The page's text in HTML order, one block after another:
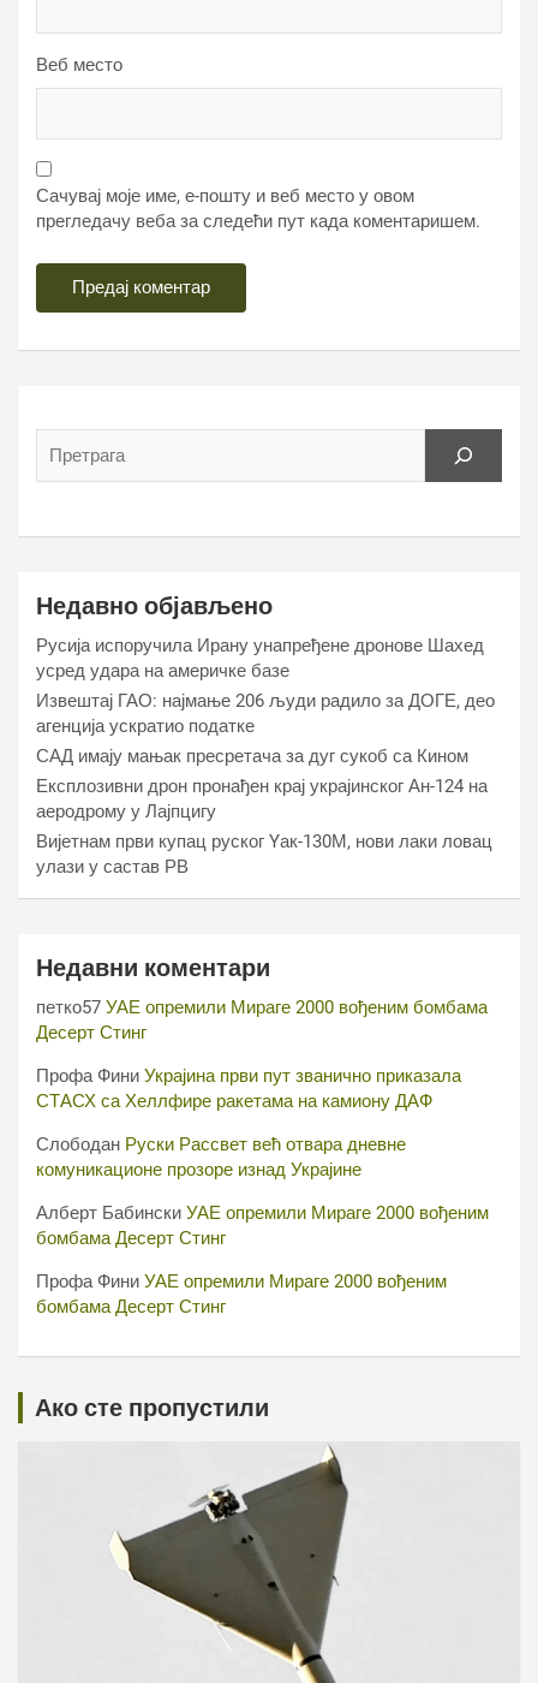
Веб место
Сачувај моје име, е-пошту и веб место у овом
прегледачу веба за следећи пут када коментаришем.
Недавно објављено
Русија испоручила Ирану унапређене дронове Шахед
усред удара на америчке базе
Извештај ГАО: најмање 206 људи радило за ДОГЕ, део
агенција ускратио податке
САД имају мањак пресретача за дуг сукоб са Кином
Експлозивни дрон пронађен крај украјинског Ан-124 на
аеродрому у Лајпцигу
Вијетнам први купац руског Yак-130М, нови лаки ловац
улази у састав РВ
Недавни коментари
петко57 УАЕ опремили Мираге 2000 вођеним бомбама
Десерт Стинг
Профа Фини Украјина први пут званично приказала
СТАСХ са Хеллфире ракетама на камиону ДАФ
Слободан Руски Рассвет већ отвара дневне
комуникационе прозоре изнад Украјине
Алберт Бабински УАЕ опремили Мираге 2000 вођеним
бомбама Десерт Стинг
Профа Фини УАЕ опремили Мираге 2000 вођеним
бомбама Десерт Стинг
Ако сте пропустили